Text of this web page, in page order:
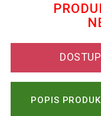
POPIS